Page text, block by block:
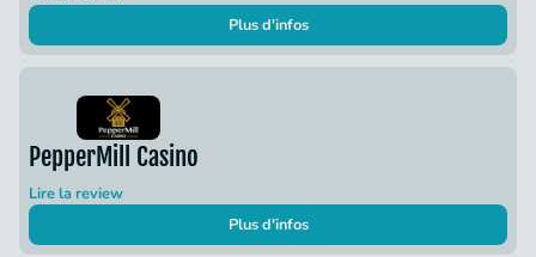
Plus d'infos
PepperMill Casino
Lire la review
Plus d'infos